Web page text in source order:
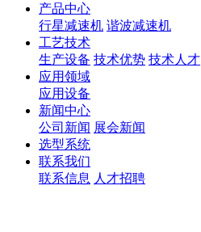
产品中心
行星减速机 谐波减速机
工艺技术
生产设备 技术优势 技术人才
应用领域
应用设备
新闻中心
公司新闻 展会新闻
选型系统
联系我们
联系信息 人才招聘